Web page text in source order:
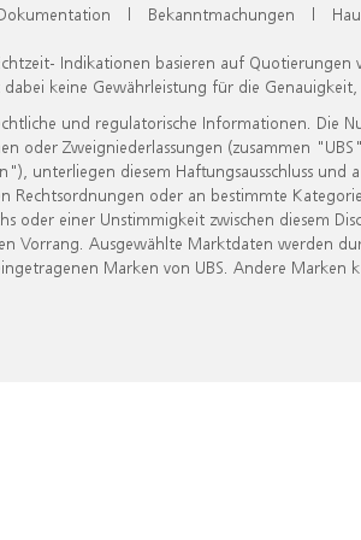
| Bekanntmachungen |
Indikationen basieren auf
keine Gewährleistung für die
und regulatorische Informationen. Die
oder Zweigniederlassungen (zusammen
unterliegen diesem Haftungsausschluss
Rechtsordnungen oder an bestimmte
oder einer Unstimmigkeit zwischen diesem
Vorrang. Ausgewählte Marktdaten werden
Marken von UBS. Andere Marken